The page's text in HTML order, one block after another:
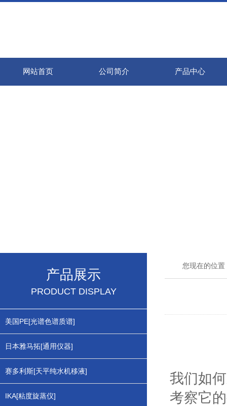
网站首页 公司简介 产品中心
产品展示
PRODUCT DISPLAY
美国PE[光谱色谱质谱]
日本雅马拓[通用仪器]
赛多利斯[天平纯水机移液]
IKA[粘度旋蒸仪]
您现在的位置
我们如
考察它